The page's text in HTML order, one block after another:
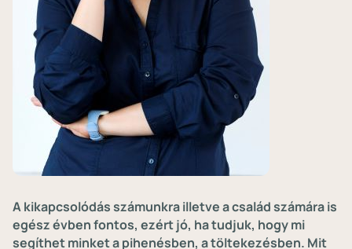
A kikapcsolódás számunkra illetve a család számára is
egész évben fontos, ezért jó, ha tudjuk, hogy mi
segíthet minket a pihenésben, a töltekezésben. Mit